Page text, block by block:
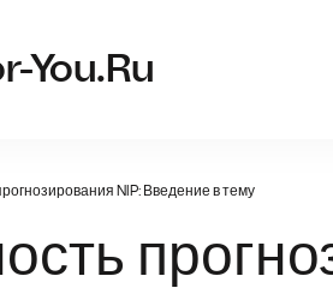
You.ru
NIP: Введение в тему